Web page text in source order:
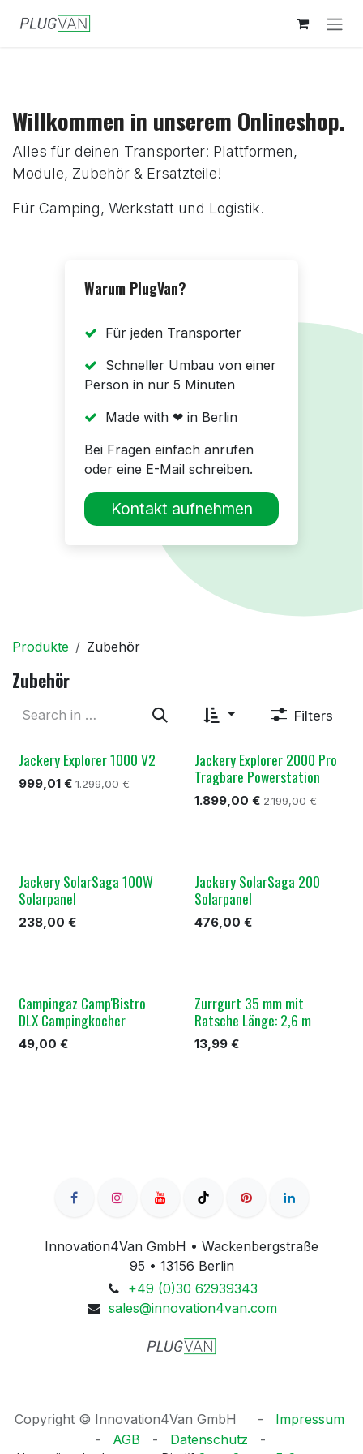
Zum Inhalt springen
Willkommen in unserem Onlineshop.
Alles für deinen Transporter: Plattformen,
Module, Zubehör & Ersatzteile!
Für Camping, Werkstatt und Logistik.
Warum PlugVan?
Für jeden Transporter
Schneller Umbau von einer
Person in nur 5 Minuten
Made with ❤ in Berlin
Bei Fragen einfach anrufen
oder eine E-Mail schreiben.
Kontakt aufnehmen
Produkte Zubehör
Zubehör
Filters
Jackery Explorer 1000 V2
999,01 € 1.299,00€
Jackery Explorer 2000 Pro
Tragbare Powerstation
1.899,00 € 2.199,00€
Jackery SolarSaga 100W
Solarpanel
238,00 €
Jackery SolarSaga 200
Solarpanel
476,00 €
Campingaz Camp'Bistro
DLX Campingkocher
49,00 €
Zurrgurt 35 mm mit
Ratsche Länge: 2,6 m
13,99€
Innovation4Van GmbH • Wackenbergstraße
95 • 13156 Berlin
+49 (0)30 62939343
sales@innovation4van.com
Copyright © Innovation4Van GmbH ​​- ​ Impressum
- AGB - ​ Datenschutz -​